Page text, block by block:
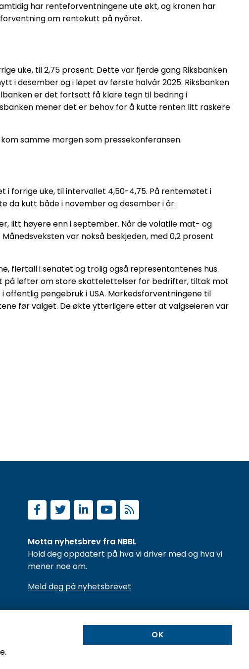
har renteforventningene ute økt, og kronen har
om rentekutt på nyåret.
uke, til 2,75 prosent. Dette var fjerde gang Riksbanken
i desember og i løpet av første halvår 2025. Riksbanken
er det fortsatt få klare tegn til bedring i
mener det er behov for å kutte renten litt raskere
samme morgen som pressekonferansen.
forrige uke, til intervallet 4,50-4,75. På rentemøtet i
da kutt både i november og desember i år.
litt høyere enn i september. Når de volatile mat- og
var nokså beskjeden, med 0,2 prosent
flertall i senatet og trolig også representantenes hus.
på løfter om store skattelettelser for bedrifter, tiltak mot
pengebruk i USA. Markedsforventningene til
før valget. De økte ytterligere etter at valgseieren var
Motta nyhetsbrev fra NBBL
Hold deg oppdatert på hva vi driver med og hva vi
mener noe om.
Meld deg på nyhetsbrevet
OK